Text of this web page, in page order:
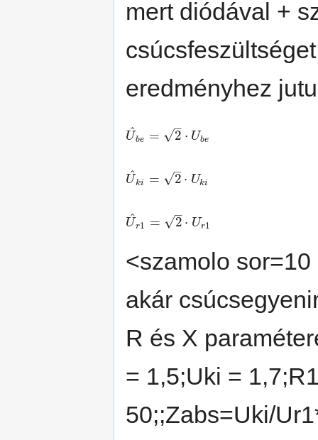
mert diódával +
eredményhez
U
^be = 2
–
√ ⋅ Ube
U
^ki = 2
–
√ ⋅ Uki
U
^r1 = 2
–
√ ⋅ Ur1
<szamolo
akár
R és X
= 1,5;Uki =
50;;Zabs=Uki/